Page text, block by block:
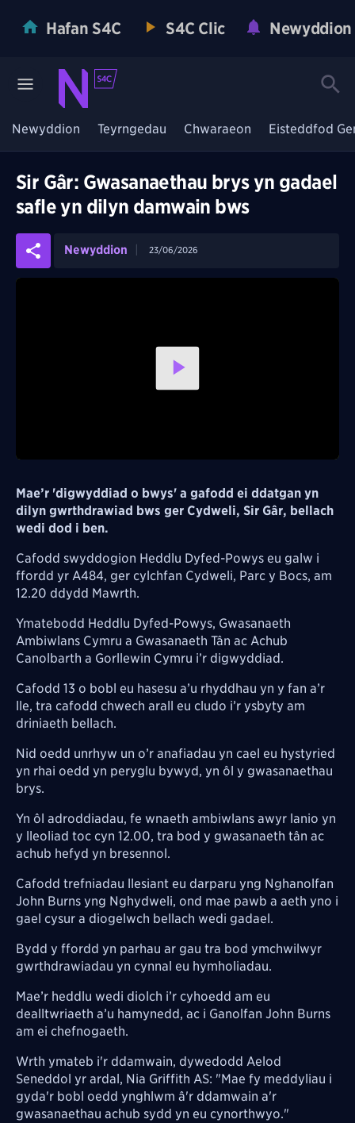
Hafan S4C S4C Clic Newyddion
Newyddion Teyrngedau Chwaraeon Eisteddfod
Sir Gâr: Gwasanaethau brys yn gadael
safle yn dilyn damwain bws
Newyddion 23/06/2026
Play
Mae’r 'digwyddiad o bwys' a gafodd ei ddatgan yn
dilyn gwrthdrawiad bws ger Cydweli, Sir Gâr, bellach
wedi dod i ben.
Cafodd swyddogion Heddlu Dyfed-Powys eu galw i
ffordd yr A484, ger cylchfan Cydweli, Parc y Bocs, am
12.20 ddydd Mawrth.
Ymatebodd Heddlu Dyfed-Powys, Gwasanaeth
Ambiwlans Cymru a Gwasanaeth Tân ac Achub
Canolbarth a Gorllewin Cymru i’r digwyddiad.
Cafodd 13 o bobl eu hasesu a’u rhyddhau yn y fan a’r
lle, tra cafodd chwech arall eu cludo i’r ysbyty am
driniaeth bellach.
Nid oedd unrhyw un o’r anafiadau yn cael eu hystyried
yn rhai oedd yn peryglu bywyd, yn ôl y gwasanaethau
brys.
Yn ôl adroddiadau, fe wnaeth ambiwlans awyr lanio yn
y lleoliad toc cyn 12.00, tra bod y gwasanaeth tân ac
achub hefyd yn bresennol.
Cafodd trefniadau llesiant eu darparu yng Nghanolfan
John Burns yng Nghydweli, ond mae pawb a aeth yno i
gael cysur a diogelwch bellach wedi gadael.
Bydd y ffordd yn parhau ar gau tra bod ymchwilwyr
gwrthdrawiadau yn cynnal eu hymholiadau.
Mae’r heddlu wedi diolch i’r cyhoedd am eu
dealltwriaeth a’u hamynedd, ac i Ganolfan John Burns
am ei chefnogaeth.
Wrth ymateb i'r ddamwain, dywedodd Aelod
Seneddol yr ardal, Nia Griffith AS: "Mae fy meddyliau i
gyda'r bobl oedd ynghlwm â'r ddamwain a'r
gwasanaethau achub sydd yn eu cynorthwyo."